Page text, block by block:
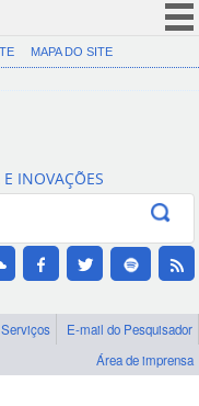
(COVID-19)
Canais
MAPA DO SITE
INOVAÇÕES
Serviços
E-mail do Pesquisador
Área de imprensa